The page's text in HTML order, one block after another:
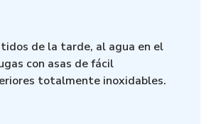
de la tarde, al agua en el
con asas de fácil
totalmente inoxidables.